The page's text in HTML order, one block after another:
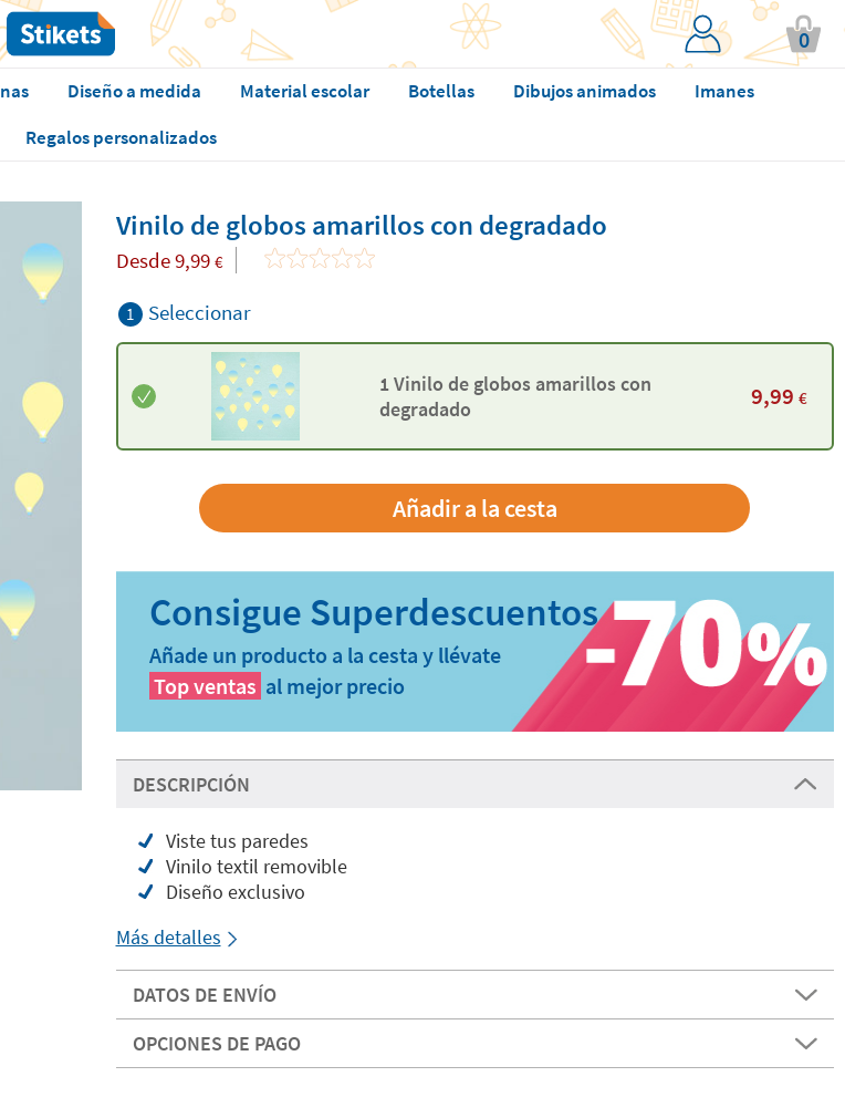
0
Diseño a medida Material escolar Botellas Dibujos animados
Imanes
Regalos personalizados
Vinilo de globos amarillos con degradado
Desde9,99 €
1 Seleccionar
1 Vinilo de globos amarillos con
degradado
9,99 €
Añade un producto a la cesta y llévate
Top ventas al mejor precio
DESCRIPCIÓN
Viste tus paredes
Vinilo textil removible
Diseño exclusivo
Más detalles
DATOS DE ENVÍO
OPCIONES DE PAGO